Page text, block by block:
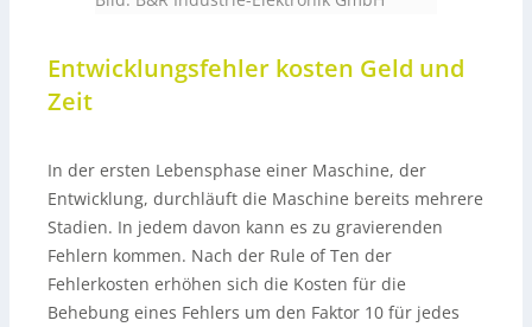
Entwicklungsfehler kosten Geld und
Zeit
In der ersten Lebensphase einer Maschine, der
Entwicklung, durchläuft die Maschine bereits mehrere
Stadien. In jedem davon kann es zu gravierenden
Fehlern kommen. Nach der Rule of Ten der
Fehlerkosten erhöhen sich die Kosten für die
Behebung eines Fehlers um den Faktor 10 für jedes